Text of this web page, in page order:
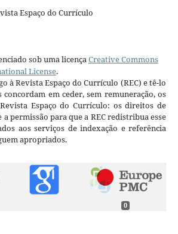
Espaço do Currículo
sob uma licençaCreative Commons
License.
à Revista Espaço do Currículo (REC) e tê-lo
em ceder, sem remuneração, os
Espaço do Currículo: os direitos de
permissão para que a REC redistribua esse
aos serviços de indexação e referência
apropriados.
0